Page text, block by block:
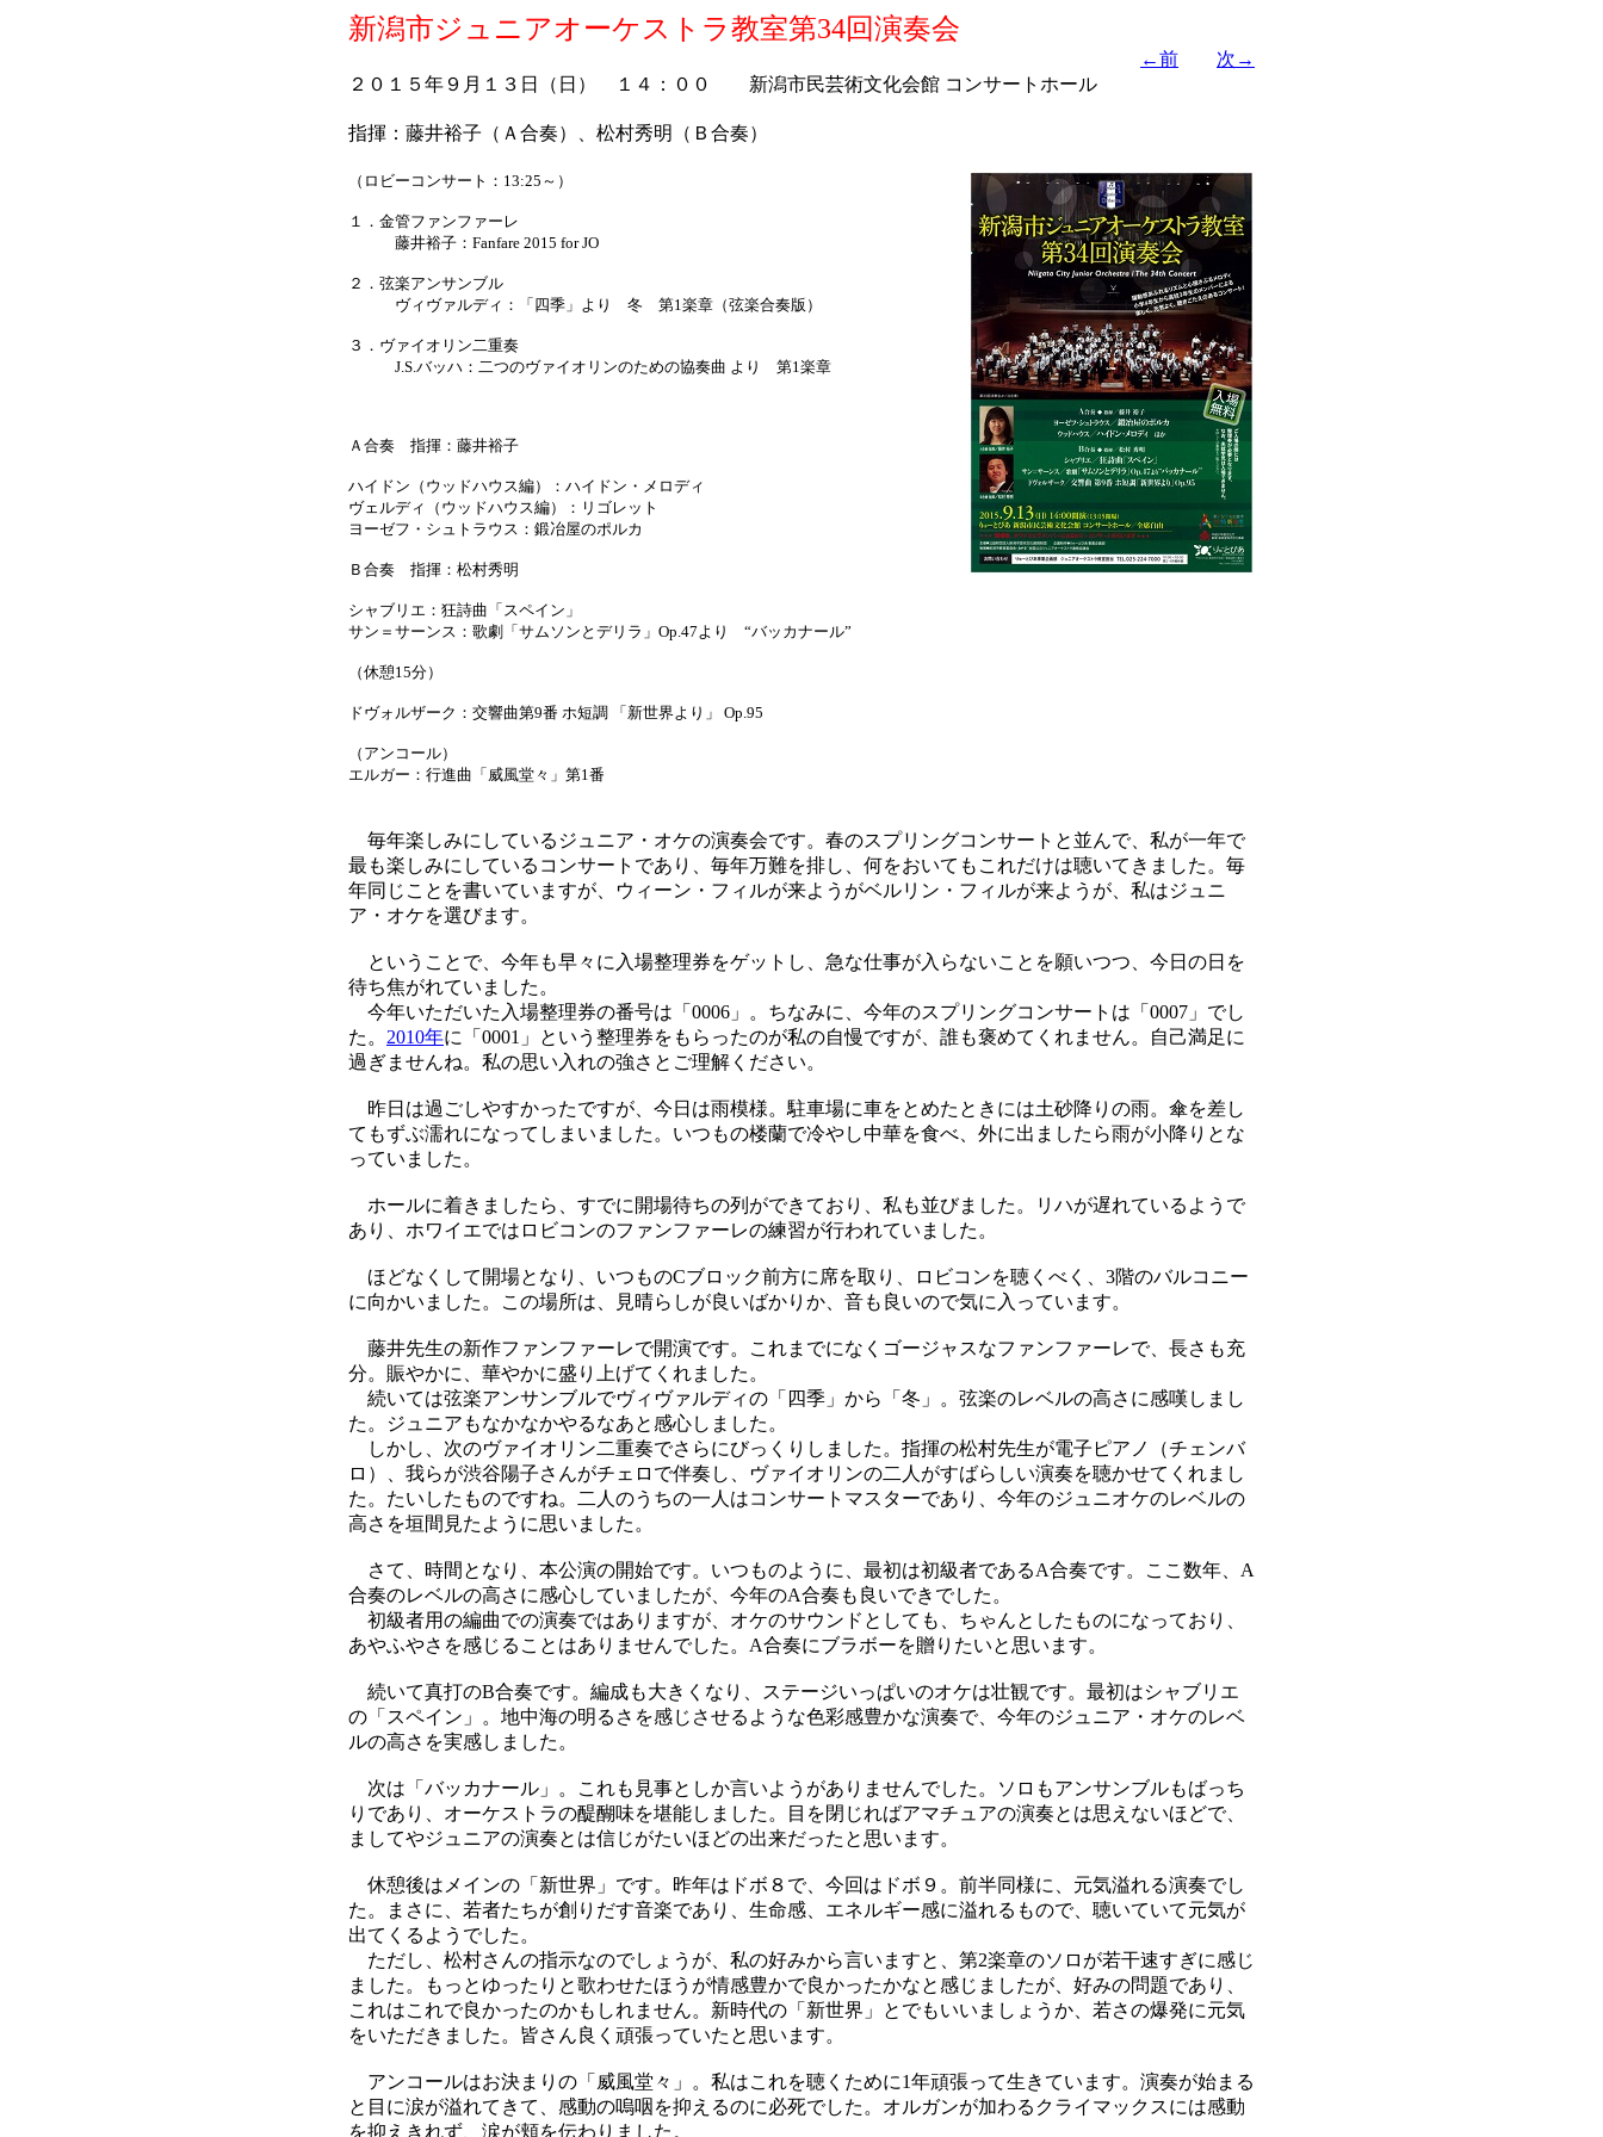
新潟市ジュニアオーケストラ教室第34回演奏会
←前
次→
２０１５年９月１３日（日） １４：００ 新潟市民芸術文化会館 コンサートホール
指揮：藤井裕子（Ａ合奏）、松村秀明（Ｂ合奏）
（ロビーコンサート：13:25～）
１．金管ファンファーレ
藤井裕子：Fanfare 2015 for JO
２．弦楽アンサンブル
ヴィヴァルディ：「四季」より 冬 第1楽章（弦楽合奏版）
３．ヴァイオリン二重奏
J.S.バッハ：二つのヴァイオリンのための協奏曲 より 第1楽章
Ａ合奏 指揮：藤井裕子
ハイドン（ウッドハウス編）：ハイドン・メロディ
ヴェルディ（ウッドハウス編）：リゴレット
ヨーゼフ・シュトラウス：鍛冶屋のポルカ
Ｂ合奏 指揮：松村秀明
シャブリエ：狂詩曲「スペイン」
サン＝サーンス：歌劇「サムソンとデリラ」Op.47より “バッカナール”
（休憩15分）
ドヴォルザーク：交響曲第9番 ホ短調 「新世界より」 Op.95
（アンコール）
エルガー：行進曲「威風堂々」第1番
毎年楽しみにしているジュニア・オケの演奏会です。春のスプリングコンサートと並んで、私が一年で
最も楽しみにしているコンサートであり、毎年万難を排し、何をおいてもこれだけは聴いてきました。毎
年同じことを書いていますが、ウィーン・フィルが来ようがベルリン・フィルが来ようが、私はジュニ
ア・オケを選びます。
ということで、今年も早々に入場整理券をゲットし、急な仕事が入らないことを願いつつ、今日の日を
待ち焦がれていました。
今年いただいた入場整理券の番号は「0006」。ちなみに、今年のスプリングコンサートは「0007」でし
た。 2010年に「0001」という整理券をもらったのが私の自慢ですが、誰も褒めてくれません。自己満足に
過ぎませんね。私の思い入れの強さとご理解ください。
昨日は過ごしやすかったですが、今日は雨模様。駐車場に車をとめたときには土砂降りの雨。傘を差し
てもずぶ濡れになってしまいました。いつもの楼蘭で冷やし中華を食べ、外に出ましたら雨が小降りとな
っていました。
ホールに着きましたら、すでに開場待ちの列ができており、私も並びました。リハが遅れているようで
あり、ホワイエではロビコンのファンファーレの練習が行われていました。
ほどなくして開場となり、いつものCブロック前方に席を取り、ロビコンを聴くべく、3階のバルコニー
に向かいました。この場所は、見晴らしが良いばかりか、音も良いので気に入っています。
藤井先生の新作ファンファーレで開演です。これまでになくゴージャスなファンファーレで、長さも充
分。賑やかに、華やかに盛り上げてくれました。
続いては弦楽アンサンブルでヴィヴァルディの「四季」から「冬」。弦楽のレベルの高さに感嘆しまし
た。ジュニアもなかなかやるなあと感心しました。
しかし、次のヴァイオリン二重奏でさらにびっくりしました。指揮の松村先生が電子ピアノ（チェンバ
ロ）、我らが渋谷陽子さんがチェロで伴奏し、ヴァイオリンの二人がすばらしい演奏を聴かせてくれまし
た。たいしたものですね。二人のうちの一人はコンサートマスターであり、今年のジュニオケのレベルの
高さを垣間見たように思いました。
さて、時間となり、本公演の開始です。いつものように、最初は初級者であるA合奏です。ここ数年、A
合奏のレベルの高さに感心していましたが、今年のA合奏も良いできでした。
初級者用の編曲での演奏ではありますが、オケのサウンドとしても、ちゃんとしたものになっており、
あやふやさを感じることはありませんでした。A合奏にブラボーを贈りたいと思います。
続いて真打のB合奏です。編成も大きくなり、ステージいっぱいのオケは壮観です。最初はシャブリエ
の「スペイン」。地中海の明るさを感じさせるような色彩感豊かな演奏で、今年のジュニア・オケのレベ
ルの高さを実感しました。
次は「バッカナール」。これも見事としか言いようがありませんでした。ソロもアンサンブルもばっち
りであり、オーケストラの醍醐味を堪能しました。目を閉じればアマチュアの演奏とは思えないほどで、
ましてやジュニアの演奏とは信じがたいほどの出来だったと思います。
休憩後はメインの「新世界」です。昨年はドボ８で、今回はドボ９。前半同様に、元気溢れる演奏でし
た。まさに、若者たちが創りだす音楽であり、生命感、エネルギー感に溢れるもので、聴いていて元気が
出てくるようでした。
ただし、松村さんの指示なのでしょうが、私の好みから言いますと、第2楽章のソロが若干速すぎに感じ
ました。もっとゆったりと歌わせたほうが情感豊かで良かったかなと感じましたが、好みの問題であり、
これはこれで良かったのかもしれません。新時代の「新世界」とでもいいましょうか、若さの爆発に元気
をいただきました。皆さん良く頑張っていたと思います。
アンコールはお決まりの「威風堂々」。私はこれを聴くために1年頑張って生きています。演奏が始まる
と目に涙が溢れてきて、感動の嗚咽を抑えるのに必死でした。オルガンが加わるクライマックスには感動
を抑えきれず、涙が頬を伝わりました。